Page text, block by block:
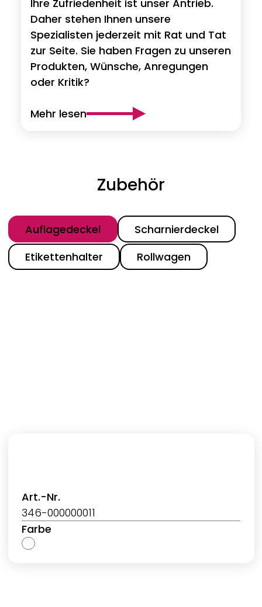
Ihre Zufriedenheit ist unser Antrieb.
Daher stehen Ihnen unsere
Spezialisten jederzeit mit Rat und Tat
zur Seite. Sie haben Fragen zu unseren
Produkten, Wünsche, Anregungen
oder Kritik?
Mehr lesen
Zubehör
Kategorie
Auflagedeckel
Scharnierdeckel
Etikettenhalter
Rollwagen
Art.-Nr.
346-000000011
Farbe